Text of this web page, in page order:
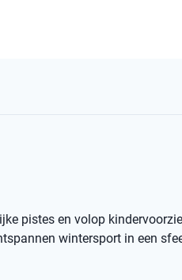
pistes en volop
wintersport in een